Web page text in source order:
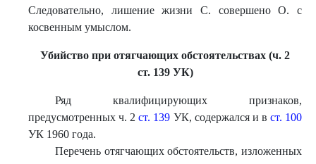
Следовательно, лишение жизни С. совершено О. с
косвенным умыслом.
Убийство при отягчающих обстоятельствах (ч. 2
ст. 139 УК)
Ряд квалифицирующих признаков,
предусмотренных ч. 2ст. 139 УК, содержался и в ст. 100
УК 1960 года.
Перечень отягчающих обстоятельств, изложенных